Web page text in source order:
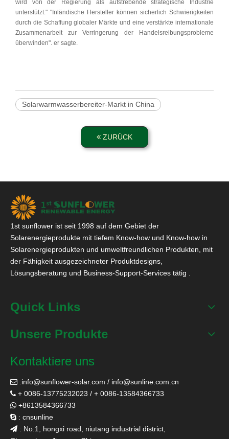
wird von der Regierung als aufstrebende strategische Industrie
unterstützt." "Inländische Hersteller können sicherlich Schwierigkeiten
durch die Schaffung globaler Märkte und eine verstärkte internationale
Zusammenarbeit zur Verringerung der Handelsreibungsprobleme
überwinden". er sagte.
Solarwarmwasserbereiter-Markt in China
ZURÜCK
1st sunflower ist seit 1998 auf dem Gebiet der
Solarenergieprodukte mit tiefem Know-how und Know-how in
Solarenergieprodukten und umweltfreundlichen Produkten, mit
der Fähigkeit ausgezeichneter Produktdesigns,
Lösungsberatung und Business-Support-Services tätig .
Quick Links
Unsere Produkte
Kontaktiere uns
 :info@sunflower-solar.com / info@sunline.com.cn
 + 0086-13775232023 / + 0086-13584366733
 +8613584366733
 : cnsunline
 : No.1, hongxi road, niutang industrial district,